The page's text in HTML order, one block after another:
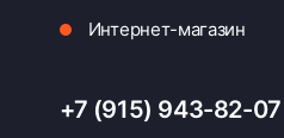
Интернет-магазин
+7 (915) 943-82-07